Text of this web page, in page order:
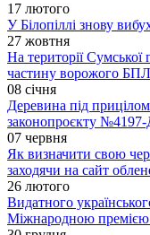
17 лютого
У Білопіллі знову
27 жовтня
На території Сумської
частину ворожого
08 січня
Деревина під
законопроєкту
07 червня
Як визначити свою
заходячи на сайт
26 лютого
Видатного
Міжнародною